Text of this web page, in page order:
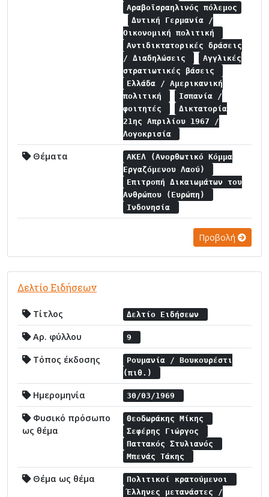
Αραβοϊσραηλινός πόλεμος
Δυτική Γερμανία /
Οικονομική πολιτική
Αντιδικτατορικές δράσεις
/ Διαδηλώσεις
Αγγλικές
στρατιωτικές βάσεις
Ελλάδα / Αμερικανική
πολιτική
Ισπανία /
φοιτητές
Δικτατορία
21ης Απριλίου 1967 /
Λογοκρισία
Θέματα
ΑΚΕΛ (Ανορθωτικό Κόμμα
Εργαζόμενου Λαού)
Επιτροπή Δικαιωμάτων του
Ανθρώπου (Ευρώπη)
Ινδονησία
Προβολή
Δελτίο Ειδήσεων
Τίτλος Δελτίο Ειδήσεων
Αρ. φύλλου 9
Τόπος έκδοσης
Ρουμανία / Βουκουρέστι
(πιθ.)
Ημερομηνία 30/03/1969
Φυσικό πρόσωπο
ως θέμα
Θεοδωράκης Μίκης
Σεφέρης Γιώργος
Παττακός Στυλιανός
Μπενάς Τάκης
Θέμα ως θέμα
Πολιτικοί κρατούμενοι
Έλληνες μετανάστες /